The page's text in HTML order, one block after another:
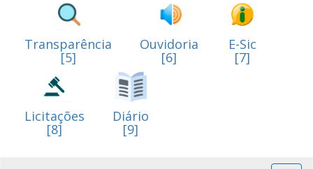
Transparência
[5]
Ouvidoria
[6]
E-Sic
[7]
Licitações
[8]
Diário
[9]